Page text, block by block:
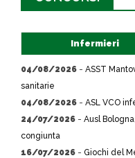
Infermieri
04/08/2026 - ASST
sanitarie
04/08/2026 - ASL VCO
24/07/2026 - Ausl
congiunta
16/07/2026 - Giochi del